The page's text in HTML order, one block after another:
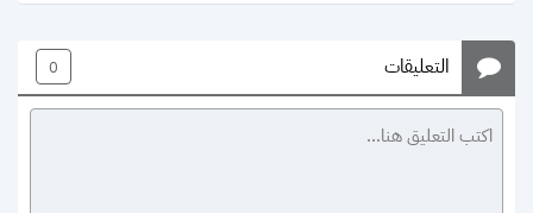
التعليقات 0